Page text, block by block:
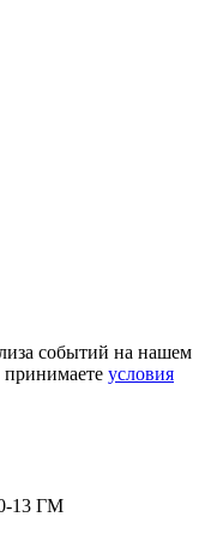
событий на нашем
принимаете условия
13 ГМ